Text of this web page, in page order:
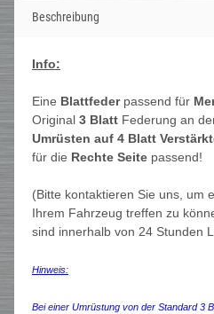
Beschreibung
Info:
Eine Blattfederpassend für
Original 3 Blatt Federung an
Umrüsten auf 4 Blatt
für die Rechte Seite passend!
(Bitte kontaktieren Sie uns, um
Ihrem Fahrzeug treffen zu
sind innerhalb von 24 Stunden
Hinweis:
Bei einer Umrüstung von der Standard 3